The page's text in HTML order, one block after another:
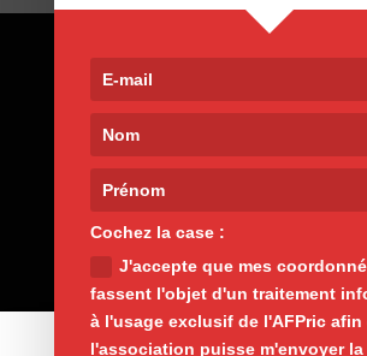
Contact
9, rue de Nemours 75011 Paris
01 400 30 200
afpric@afpric.org
Cochez la case :
J'accepte que mes
fassent l'objet d'un traitement
à l'usage exclusif de l'AFPric afin
l'association puisse m'envoyer la